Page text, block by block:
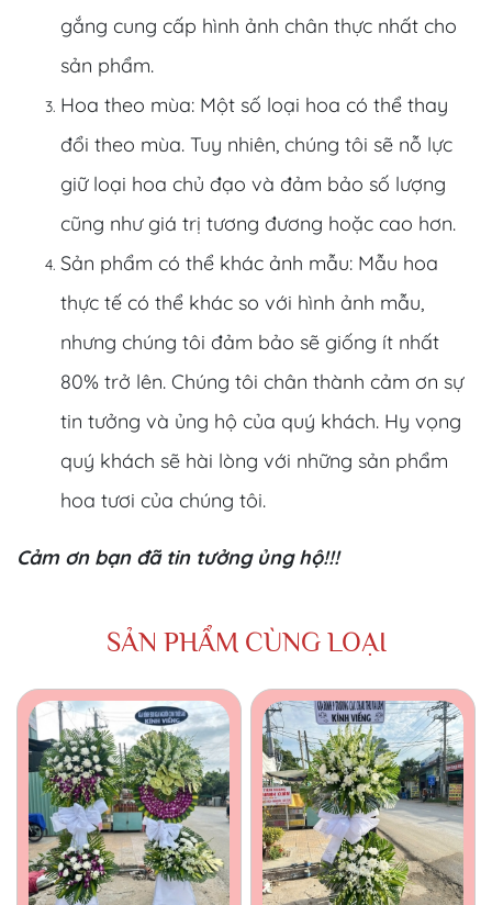
gắng cung cấp hình ảnh chân thực nhất cho
sản phẩm.
Hoa theo mùa: Một số loại hoa có thể thay
đổi theo mùa. Tuy nhiên, chúng tôi sẽ nỗ lực
giữ loại hoa chủ đạo và đảm bảo số lượng
cũng như giá trị tương đương hoặc cao hơn.
Sản phẩm có thể khác ảnh mẫu: Mẫu hoa
thực tế có thể khác so với hình ảnh mẫu,
nhưng chúng tôi đảm bảo sẽ giống ít nhất
80% trở lên. Chúng tôi chân thành cảm ơn sự
tin tưởng và ủng hộ của quý khách. Hy vọng
quý khách sẽ hài lòng với những sản phẩm
hoa tươi của chúng tôi.
Cảm ơn bạn đã tin tưởng ủng hộ!!!
SẢN PHẨM CÙNG LOẠI